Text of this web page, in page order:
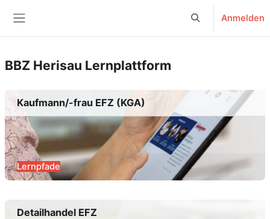
Sucheingabe
Anmelden
BBZ Herisau Lernplattform
Kaufmann/-frau EFZ (KGA)
Lernpfade
Detailhandel EFZ